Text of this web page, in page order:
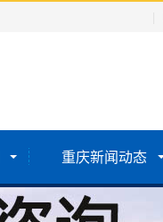
重庆新闻动态